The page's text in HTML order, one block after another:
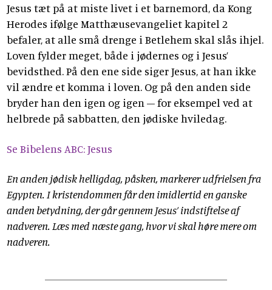
Jesus tæt på at miste livet i et barnemord, da Kong
Herodes ifølge Matthæusevangeliet kapitel 2
befaler, at alle små drenge i Betlehem skal slås ihjel.
Loven fylder meget, både i jødernes og i Jesus’
bevidsthed. På den ene side siger Jesus, at han ikke
vil ændre et komma i loven. Og på den anden side
bryder han den igen og igen – for eksempel ved at
helbrede på sabbatten, den jødiske hviledag.
Se Bibelens ABC: Jesus
En anden jødisk helligdag, påsken, markerer udfrielsen fra
Egypten. I kristendommen får den imidlertid en ganske
anden betydning, der går gennem Jesus’ indstiftelse af
nadveren. Læs med næste gang, hvor vi skal høre mere om
nadveren.